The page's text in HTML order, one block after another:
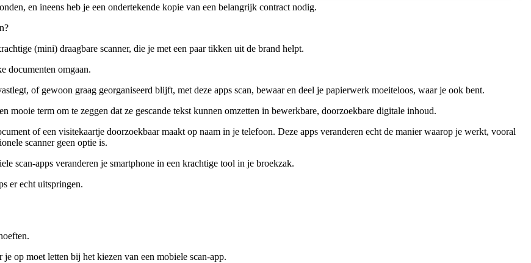
en ineens heb je een ondertekende kopie van een belangrijk contract nodig.
(mini) draagbare scanner, die je met een paar tikken uit de brand helpt.
documenten omgaan.
of gewoon graag georganiseerd blijft, met deze apps scan, bewaar en deel je papierwerk moeiteloos, waar je ook bent.
mooie term om te zeggen dat ze gescande tekst kunnen omzetten in bewerkbare, doorzoekbare digitale inhoud.
of een visitekaartje doorzoekbaar maakt op naam in je telefoon. Deze apps veranderen echt de manier waarop je werkt, vooral
scanner geen optie is.
scan-apps veranderen je smartphone in een krachtige tool in je broekzak.
er echt uitspringen.
je op moet letten bij het kiezen van een mobiele scan-app.